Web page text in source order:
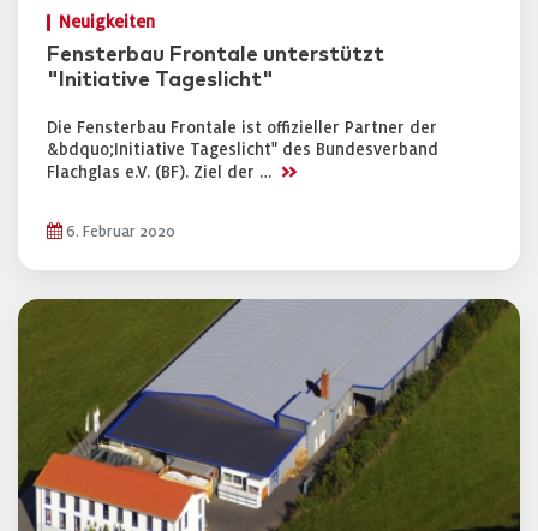
Neuigkeiten
Fensterbau Frontale unterstützt
"Initiative Tageslicht"
Die Fensterbau Frontale ist offizieller Partner der
&bdquo;Initiative Tageslicht" des Bundesverband
Flachglas e.V. (BF). Ziel der … >>
6. Februar 2020